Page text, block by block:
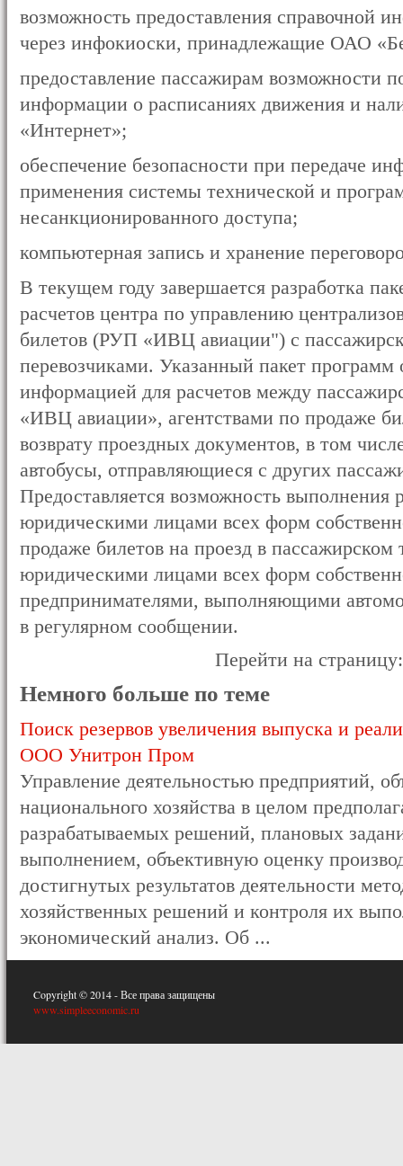
возможность предоставления справочной
через инфокиоски, принадлежащие ОАО
предоставление пассажирам возможности
информации о расписаниях движения и
«Интернет»;
обеспечение безопасности при передаче
применения системы технической и
несанкционированного доступа;
компьютерная запись и хранение
В текущем году завершается разработка
расчетов центра по управлению
билетов (РУП «ИВЦ авиации") с
перевозчиками. Указанный пакет программ
информацией для расчетов между
«ИВЦ авиации», агентствами по продаже
возврату проездных документов, в том
автобусы, отправляющиеся с других
Предоставляется возможность выполнения
юридическими лицами всех форм
продаже билетов на проезд в пассажирском
юридическими лицами всех форм
предпринимателями, выполняющими
в регулярном сообщении.
Перейти на
Немного больше по теме
Поиск резервов увеличения выпуска и
ООО Унитрон Пром
Управление деятельностью предприятий,
национального хозяйства в целом
разрабатываемых решений, плановых
выполнением, объективную оценку
достигнутых результатов деятельности
хозяйственных решений и контроля их
экономический анализ. Об ...
Copyright © 2014 - Все права защищены
www.simpleeconomic.ru